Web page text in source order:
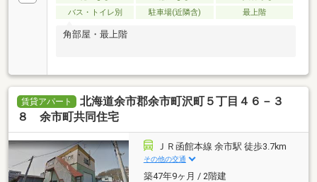
バス・トイレ別
駐車場(近隣含) 最上階
角部屋・最上階
賃貸アパート
北海道余市郡余市町沢町５丁目４６－３
８ 余市町共同住宅
ＪＲ函館本線 余市駅 徒歩3.7km
その他の交通
築47年9ヶ月 / 2階建